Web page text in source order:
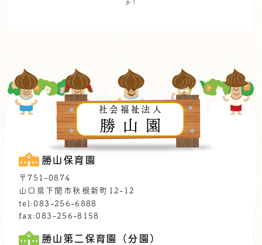
か！
社会福祉法人
勝山園
勝山保育園
〒751-0874
山口県下関市秋根新町12-12
tel:083-256-6888
fax:083-256-8158
勝山第二保育園（分園）